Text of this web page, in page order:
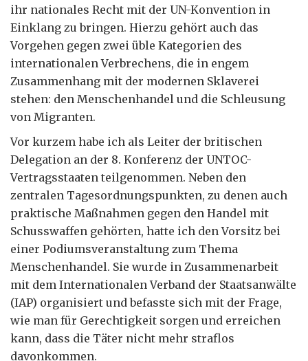
ihr nationales Recht mit der UN-Konvention in
Einklang zu bringen. Hierzu gehört auch das
Vorgehen gegen zwei üble Kategorien des
internationalen Verbrechens, die in engem
Zusammenhang mit der modernen Sklaverei
stehen: den Menschenhandel und die Schleusung
von Migranten.
Vor kurzem habe ich als Leiter der britischen
Delegation an der 8. Konferenz der UNTOC-
Vertragsstaaten teilgenommen. Neben den
zentralen Tagesordnungspunkten, zu denen auch
praktische Maßnahmen gegen den Handel mit
Schusswaffen gehörten, hatte ich den Vorsitz bei
einer Podiumsveranstaltung zum Thema
Menschenhandel. Sie wurde in Zusammenarbeit
mit dem Internationalen Verband der Staatsanwälte
(IAP) organisiert und befasste sich mit der Frage,
wie man für Gerechtigkeit sorgen und erreichen
kann, dass die Täter nicht mehr straflos
davonkommen.